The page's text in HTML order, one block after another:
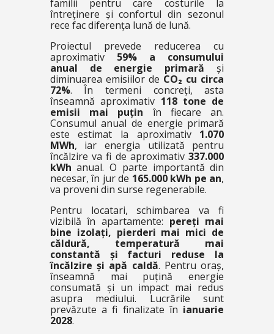
familii pentru care costurile la
întreținere și confortul din sezonul
rece fac diferența lună de lună.
Proiectul prevede reducerea cu
aproximativ 59% a consumului
anual de energie primară și
diminuarea emisiilor de CO₂ cu circa
72%. În termeni concreți, asta
înseamnă aproximativ 118 tone de
emisii mai puțin în fiecare an.
Consumul anual de energie primară
este estimat la aproximativ 1.070
MWh, iar energia utilizată pentru
încălzire va fi de aproximativ337.000
kWh anual. O parte importantă din
necesar, în jur de 165.000 kWh pe an,
va proveni din surse regenerabile.
Pentru locatari, schimbarea va fi
vizibilă în apartamente: pereți mai
bine izolați, pierderi mai mici de
căldură, temperatură mai
constantă și facturi reduse la
încălzire și apă caldă. Pentru oraș,
înseamnă mai puțină energie
consumată și un impact mai redus
asupra mediului. Lucrările sunt
prevăzute a fi finalizate în ianuarie
2028.